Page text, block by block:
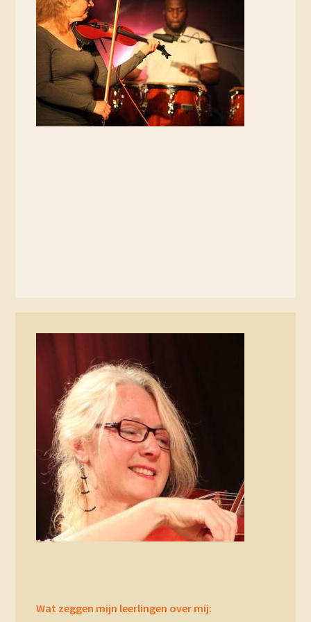
Sidebar
Wat zeggen mijn leerlingen over mij: